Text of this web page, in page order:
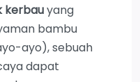
kerbauyang
bambu
ayo), sebuah
dapat